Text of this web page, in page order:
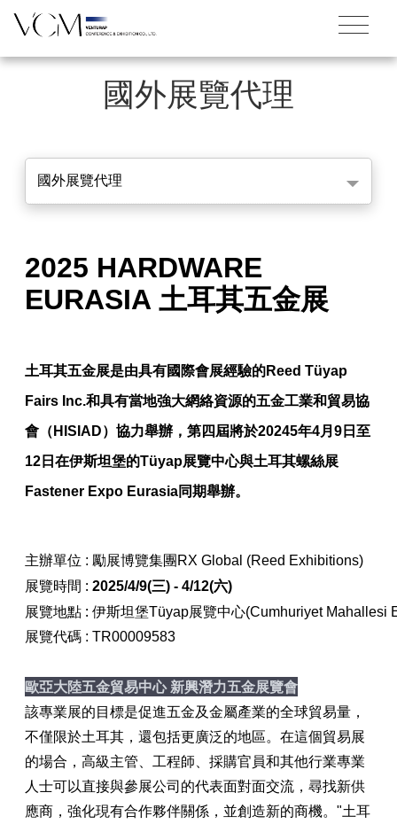
國外展覽代理
國外展覽代理
2025 HARDWARE
EURASIA 土耳其五金展
土耳其五金展是由具有國際會展經驗的Reed Tüyap
Fairs Inc.和具有當地強大網絡資源的五金工業和貿易協
會（HISIAD）協力舉辦，第四屆將於20245年4月9日至
12日在伊斯坦堡的Tüyap展覽中心與土耳其螺絲展
Fastener Expo Eurasia同期舉辦。
主辦單位 : 勵展博覽集團 RX Global (Reed Exhibitions)
展覽時間 : 2025/4/9(三) - 4/12(六)
展覽地點 :伊斯坦堡Tüyap展覽中心(Cumhuriyet Mahallesi
展覽代碼 :TR00009583
歐亞大陸五金貿易中心 新興潛力五金展覽會
該專業展的目標是促進五金及金屬產業的全球貿易量，
不僅限於土耳其，還包括更廣泛的地區。在這個貿易展
的場合，高級主管、工程師、採購官員和其他行業專業
人士可以直接與參展公司的代表面對面交流，尋找新供
應商，強化現有合作夥伴關係，並創造新的商機。"土耳